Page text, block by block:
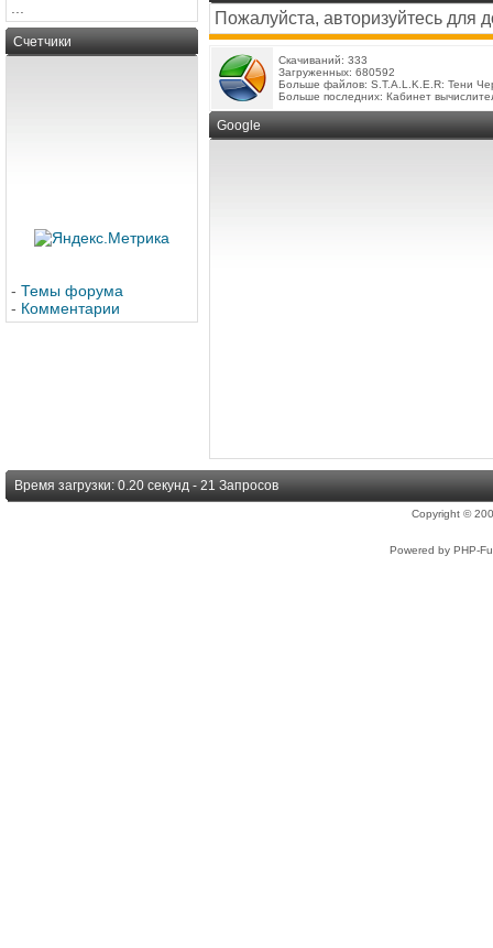
Счетчики
- Темы форума
- Комментарии
Пожалуйста, авторизуйтесь для
Скачиваний: 333
Загруженных: 680592
Больше файлов: S.T.A.L.K.E.R: Тени
Больше последних: Кабинет
Google
Время загрузки: 0.20 секунд - 21 Запросов
Copyright ©
Powered by PHP-